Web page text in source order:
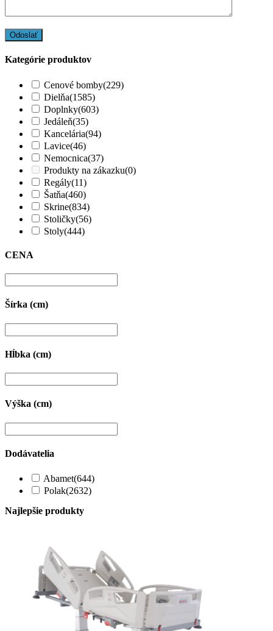
Kategórie produktov
Cenové bomby(229)
Dielňa(1585)
Doplnky(603)
Jedáleň(35)
Kancelária(94)
Lavice(46)
Nemocnica(37)
Produkty na zákazku(0)
Regály(11)
Šatňa(460)
Skrine(834)
Stoličky(56)
Stoly(444)
CENA
Šírka (cm)
Hĺbka (cm)
Výška (cm)
Dodávatelia
Abamet(644)
Polak(2632)
Najlepšie produkty